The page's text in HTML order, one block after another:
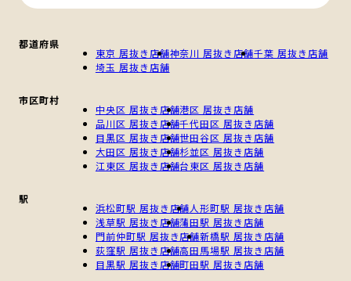
都道府県
東京 居抜き店舗神奈川 居抜き店舗千葉 居抜き店舗
埼玉 居抜き店舗
市区町村
中央区 居抜き店舗港区 居抜き店舗
品川区 居抜き店舗千代田区 居抜き店舗
目黒区 居抜き店舗世田谷区 居抜き店舗
大田区 居抜き店舗杉並区 居抜き店舗
江東区 居抜き店舗台東区 居抜き店舗
駅
浜松町駅 居抜き店舗人形町駅 居抜き店舗
浅草駅 居抜き店舗蒲田駅 居抜き店舗
門前仲町駅 居抜き店舗新橋駅 居抜き店舗
荻窪駅 居抜き店舗高田馬場駅 居抜き店舗
目黒駅 居抜き店舗町田駅 居抜き店舗